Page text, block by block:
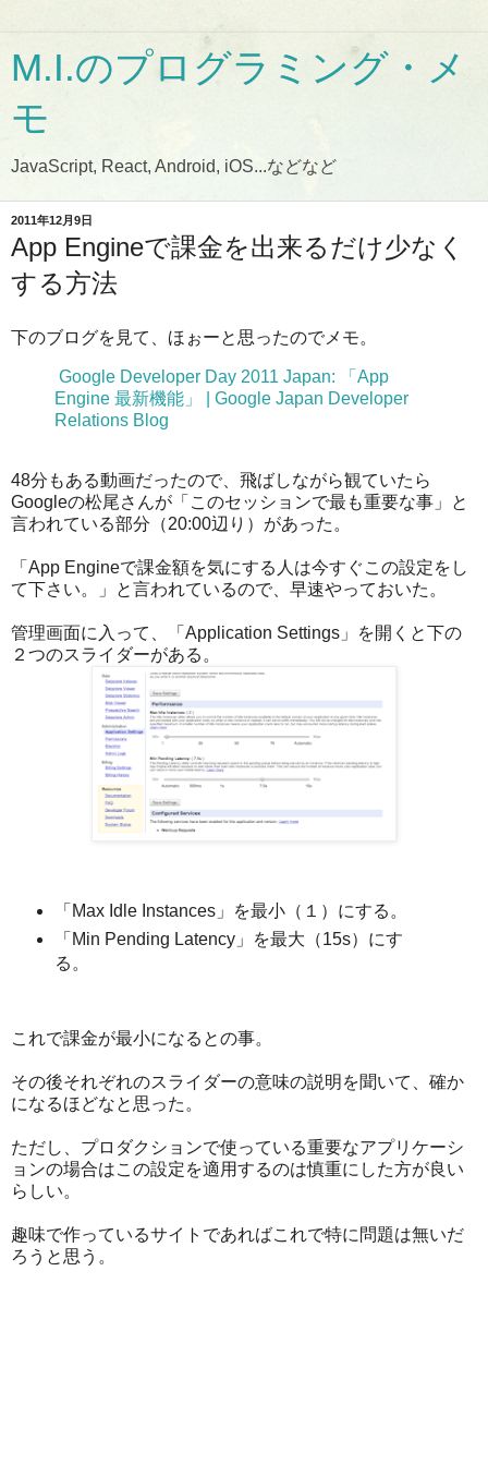
M.I.のプログラミング・メ
モ
JavaScript, React, Android, iOS...などなど
2011年12月9日
App Engineで課金を出来るだけ少なく
する方法
下のブログを見て、ほぉーと思ったのでメモ。
Google Developer Day 2011 Japan: 「App
Engine 最新機能」 | Google Japan Developer
Relations Blog
48分もある動画だったので、飛ばしながら観ていたら
Googleの松尾さんが「このセッションで最も重要な事」と
言われている部分（20:00辺り）があった。
「App Engineで課金額を気にする人は今すぐこの設定をし
て下さい。」と言われているので、早速やっておいた。
管理画面に入って、「Application Settings」を開くと下の
２つのスライダーがある。
「Max Idle Instances」を最小（１）にする。
「Min Pending Latency」を最大（15s）にす
る。
これで課金が最小になるとの事。
その後それぞれのスライダーの意味の説明を聞いて、確か
になるほどなと思った。
ただし、プロダクションで使っている重要なアプリケーシ
ョンの場合はこの設定を適用するのは慎重にした方が良い
らしい。
趣味で作っているサイトであればこれで特に問題は無いだ
ろうと思う。